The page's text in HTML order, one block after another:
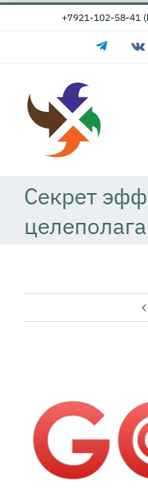
Skip
+7921-102-58-41
Telegram
Секрет
Image